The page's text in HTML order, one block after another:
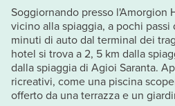
Soggiornando presso l'Amorgion
vicino alla spiaggia, a pochi passi
minuti di auto dal terminal dei
hotel si trova a 2, 5 km dalla
dalla spiaggia di Agioi Saranta.
ricreativi, come una piscina
offerto da una terrazza e un